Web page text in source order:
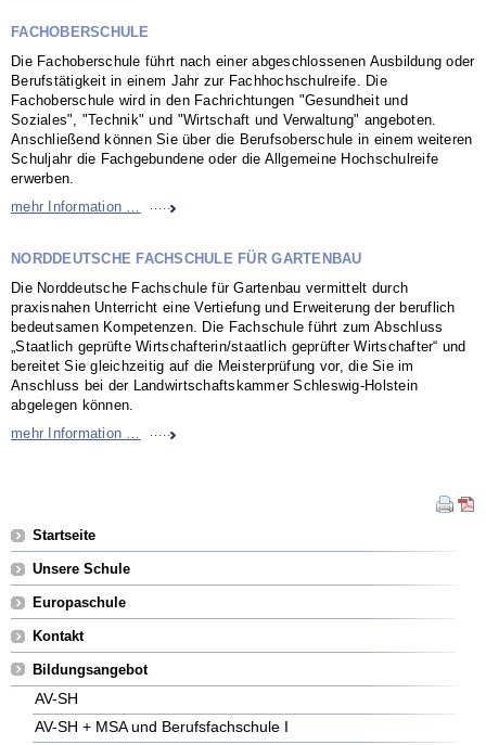
FACHOBERSCHULE
Die Fachoberschule führt nach einer abgeschlossenen Ausbildung oder
Berufstätigkeit in einem Jahr zur Fachhochschulreife. Die
Fachoberschule wird in den Fachrichtungen "Gesundheit und
Soziales", "Technik" und "Wirtschaft und Verwaltung" angeboten.
Anschließend können Sie über die Berufsoberschule in einem weiteren
Schuljahr die Fachgebundene oder die Allgemeine Hochschulreife
erwerben.
mehr Information … Fachoberschule
NORDDEUTSCHE FACHSCHULE FÜR GARTENBAU
Die Norddeutsche Fachschule für Gartenbau vermittelt durch
praxisnahen Unterricht eine Vertiefung und Erweiterung der beruflich
bedeutsamen Kompetenzen. Die Fachschule führt zum Abschluss
„Staatlich geprüfte Wirtschafterin/staatlich geprüfter Wirtschafter“ und
bereitet Sie gleichzeitig auf die Meisterprüfung vor, die Sie im
Anschluss bei der Landwirtschaftskammer Schleswig-Holstein
abgelegen können.
mehr Information … Norddeutsche Fachschule für Gartenbau
Navigation
Startseite
Unsere Schule
Europaschule
Kontakt
Bildungsangebot
AV-SH
AV-SH + MSA und Berufsfachschule I